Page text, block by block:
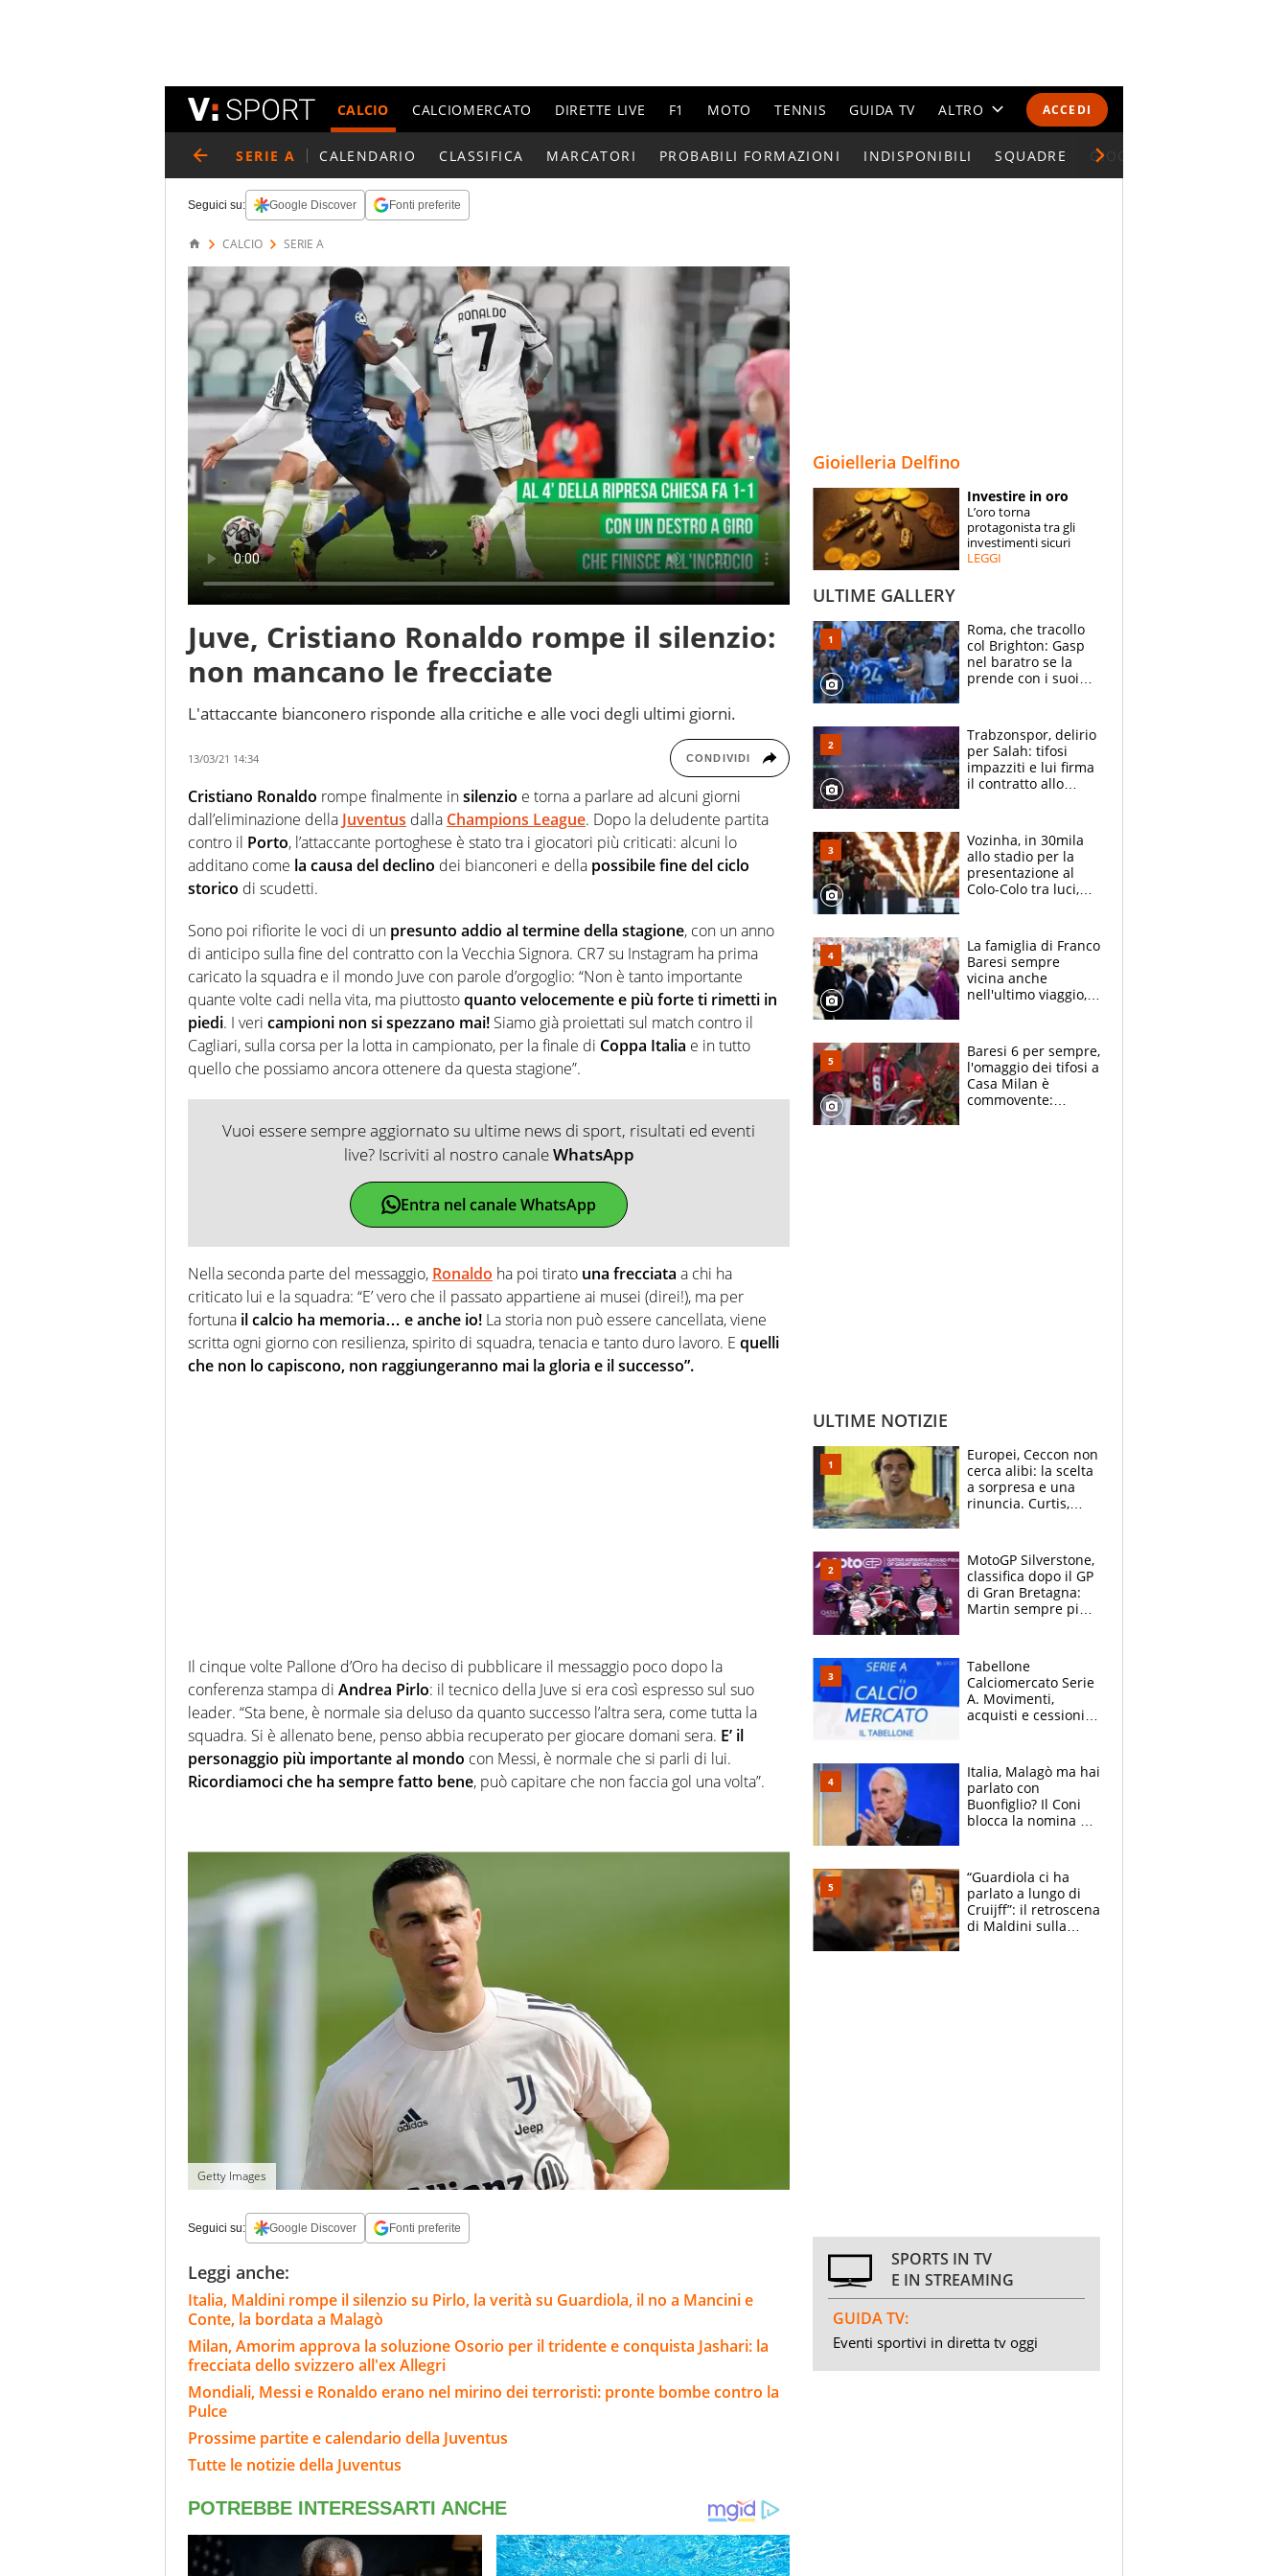
ACCEDI
CALCIO CALCIOMERCATO DIRETTE LIVE F1 MOTO TENNIS GUIDA TV ALTRO
CALENDARI E CLASSIFICHE
ESPERTI
CONTATTI
SERIE A CALENDARIO CLASSIFICA MARCATORI PROBABILI FORMAZIONI INDISPONIBILI SQUADRE GIOCATORI SERIE A
Seguici su: Google Discover Fonti preferite
CALCIO SERIE A
Juve, Cristiano Ronaldo rompe il silenzio:
non mancano le frecciate
L'attaccante bianconero risponde alla critiche e alle voci degli ultimi giorni.
13/03/21 14:34 CONDIVIDI
Cristiano Ronaldo rompe finalmente insilenzio e torna a parlare ad alcuni giorni
dall’eliminazione della Juventus dalla Champions League. Dopo la deludente partita
contro il Porto, l’attaccante portoghese è stato tra i giocatori più criticati: alcuni lo
additano come la causa del declino dei bianconeri e della possibile fine del ciclo
storico di scudetti.
Sono poi rifiorite le voci di un presunto addio al termine della stagione, con un anno
di anticipo sulla fine del contratto con la Vecchia Signora. CR7 su Instagram ha prima
caricato la squadra e il mondo Juve con parole d’orgoglio: “Non è tanto importante
quante volte cadi nella vita, ma piuttostoquanto velocemente e più forte ti rimetti in
piedi. I veri campioni non si spezzano mai! Siamo già proiettati sul match contro il
Cagliari, sulla corsa per la lotta in campionato, per la finale di Coppa Italia e in tutto
quello che possiamo ancora ottenere da questa stagione”.
Vuoi essere sempre aggiornato su ultime news di sport, risultati ed eventi
live? Iscriviti al nostro canaleWhatsApp
Entra nel canale WhatsApp
Nella seconda parte del messaggio, Ronaldo ha poi tirato una frecciata a chi ha
criticato lui e la squadra: “E’ vero che il passato appartiene ai musei (direi!), ma per
fortuna il calcio ha memoria… e anche io! La storia non può essere cancellata, viene
scritta ogni giorno con resilienza, spirito di squadra, tenacia e tanto duro lavoro. E quelli
che non lo capiscono, non raggiungeranno mai la gloria e il successo”.
Il cinque volte Pallone d’Oro ha deciso di pubblicare il messaggio poco dopo la
conferenza stampa di Andrea Pirlo: il tecnico della Juve si era così espresso sul suo
leader. “Sta bene, è normale sia deluso da quanto successo l’altra sera, come tutta la
squadra. Si è allenato bene, penso abbia recuperato per giocare domani sera. E’ il
personaggio più importante al mondo con Messi, è normale che si parli di lui.
Ricordiamoci che ha sempre fatto bene, può capitare che non faccia gol una volta”.
Getty Images
Seguici su: Google Discover Fonti preferite
Leggi anche:
Italia, Maldini rompe il silenzio su Pirlo, la verità su Guardiola, il no a Mancini e
Conte, la bordata a Malagò
Milan, Amorim approva la soluzione Osorio per il tridente e conquista Jashari: la
frecciata dello svizzero all'ex Allegri
Mondiali, Messi e Ronaldo erano nel mirino dei terroristi: pronte bombe contro la
Pulce
Prossime partite e calendario della Juventus
Tutte le notizie della Juventus
Gioielleria Delfino
Investire in oro
L’oro torna
protagonista tra gli
investimenti sicuri
LEGGI
ULTIME GALLERY
Roma, che tracollo
col Brighton: Gasp
nel baratro se la
prende con i suoi
Trabzonspor, delirio
per Salah: tifosi
impazziti e lui firma
il contratto allo
Vozinha, in 30mila
allo stadio per la
presentazione al
Colo-Colo tra luci,
La famiglia di Franco
Baresi sempre
vicina anche
nell'ultimo viaggio,
circondati
dall'affetto dei tifosi
Baresi 6 per sempre,
l'omaggio dei tifosi a
Casa Milan è
commovente:
ULTIME NOTIZIE
Europei, Ceccon non
cerca alibi: la scelta
a sorpresa e una
rinuncia. Curtis,
c’è”
MotoGP Silverstone,
classifica dopo il GP
di Gran Bretagna:
Martin sempre più
Tabellone
Calciomercato Serie
A. Movimenti,
acquisti e cessioni:
Italia, Malagò ma hai
parlato con
Buonfiglio? Il Coni
blocca la nomina di
“Guardiola ci ha
parlato a lungo di
Cruijff”: il retroscena
di Maldini sulla
SPORTS IN TV
E IN STREAMING
GUIDA TV:
Eventi sportivi in diretta tv oggi